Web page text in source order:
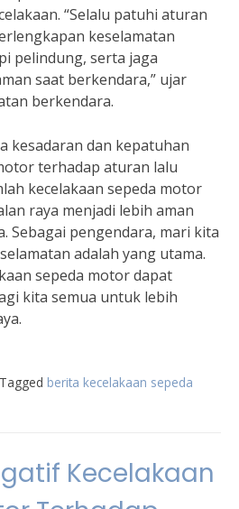
“Selalu patuhi aturan
keselamatan
pelindung, serta jaga
saat berkendara,” ujar
berkendara.
kesadaran dan kepatuhan
terhadap aturan lalu
kecelakaan sepeda motor
raya menjadi lebih aman
Sebagai pengendara, mari kita
adalah yang utama.
sepeda motor dapat
kita semua untuk lebih
Tagged berita kecelakaan sepeda
Kecelakaan